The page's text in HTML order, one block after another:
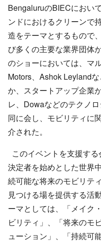
BengaluruのBIECにおい
ンドにおけるクリーンで
造をテーマとするもので
び多くの主要な業界団体
のショーにおいては、マ
Motors、Ashok Leyland
か、スタートアップ企業
レ、Dowaなどのテクノ
同に会し、モビリティに
介された。
このイベントを支援す
決定者を始めとした世界
続可能な将来のモビリテ
見つける場を提供する活
ーマとしては、「メイク
ビリティ」、「将来のモ
ューション」、「持続可